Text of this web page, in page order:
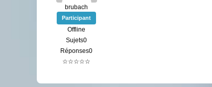
brubach
Participant
Offline
Sujets0
Réponses0
☆☆☆☆☆